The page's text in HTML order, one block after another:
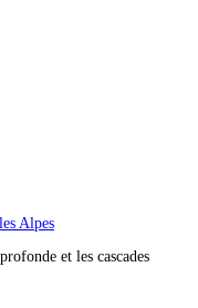
Alpes
et les cascades